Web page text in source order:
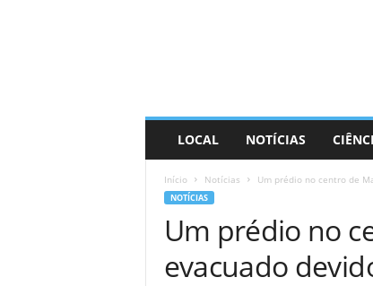
LOCAL NOTÍCIAS
Início Notícias Um prédio no centro de
NOTÍCIAS
Um prédio no
evacuado